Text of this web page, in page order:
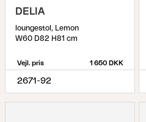
DELIA
loungestol, Lemon
W60 D82 H81 cm
Vejl. pris 1 650 DKK
2671-92